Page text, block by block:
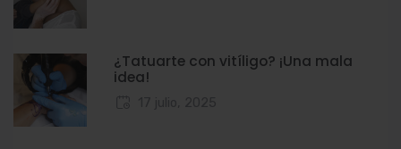
¿Tatuarte con vitíligo? ¡Una mala
idea!